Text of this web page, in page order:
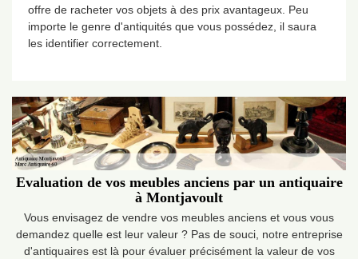
offre de racheter vos objets à des prix avantageux. Peu
importe le genre d'antiquités que vous possédez, il saura
les identifier correctement.
Evaluation de vos meubles anciens par un antiquaire
à Montjavoult
Vous envisagez de vendre vos meubles anciens et vous vous
demandez quelle est leur valeur ? Pas de souci, notre entreprise
d'antiquaires est là pour évaluer précisément la valeur de vos